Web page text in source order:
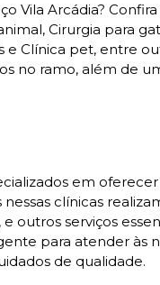
Vila Arcádia?
Cirurgia para
e Clínica pet, entre
no ramo, além de
em
clínicas
outros serviços
para atender às
de qualidade.